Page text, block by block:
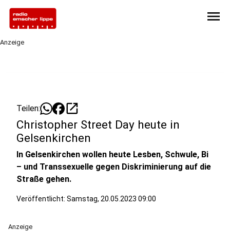
menu
Anzeige
Teilen: open_in_new
Christopher Street Day heute in
Gelsenkirchen
In Gelsenkirchen wollen heute Lesben, Schwule, Bi
– und Transsexuelle gegen Diskriminierung auf die
Straße gehen.
Veröffentlicht: Samstag, 20.05.2023 09:00
Anzeige